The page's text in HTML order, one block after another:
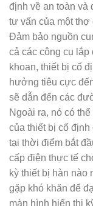
định về an toàn và
tư vấn của một thợ
Đảm bảo nguồn
cả các công cụ lắp
khoan, thiết bị cố
hưởng tiêu cực
sẽ dẫn đến các
Ngoài ra, nó có
của thiết bị cố định
tại thời điểm bắt
cấp điện thực tế
kỳ thiết bị hàn nào
gặp khó khăn để
màn hình hiển thị